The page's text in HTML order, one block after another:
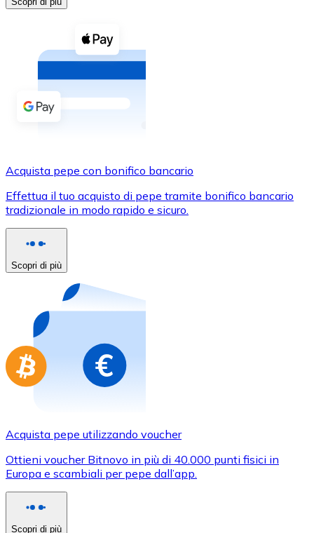
Vedi tutto
Buoni cripto
Acquista criptovalute in contanti e altri mezzi di
Acquista con contanti
Bonifico SEPA
Usa le carte Visa e Mastercard per acquistare
Acquista con carta
Acquista gift card dei tuoi marchi preferiti con
Vai al negozio di carte regalo
Acquista pepe con bonifico bancario
Effettua il tuo acquisto di pepe tramite bonifico bancario
tradizionale in modo rapido e sicuro.
Scopri di più
Acquista pepe utilizzando voucher
Ottieni voucher Bitnovo in più di 40.000 punti fisici in
Europa e scambiali per pepe dall’app.
Scopri di più